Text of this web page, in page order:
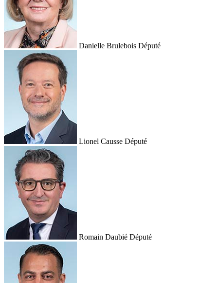
Danielle Brulebois Député
Lionel Causse Député
Romain Daubié Député